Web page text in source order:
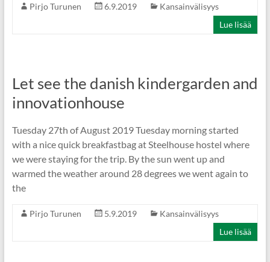
Pirjo Turunen 6.9.2019
Kansainvälisyys
Lue lisää
Let see the danish kindergarden and
innovationhouse
Tuesday 27th of August 2019 Tuesday morning started
with a nice quick breakfastbag at Steelhouse hostel where
we were staying for the trip. By the sun went up and
warmed the weather around 28 degrees we went again to
the
Pirjo Turunen 5.9.2019
Kansainvälisyys
Lue lisää